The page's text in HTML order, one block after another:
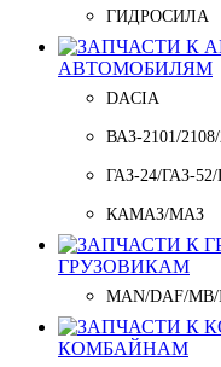
ГИДРОСИЛА
АВТОМОБИЛЯМ
DACIA
ВАЗ-2101/2108/
ГАЗ-24/ГАЗ-
КАМАЗ/МАЗ
ГРУЗОВИКАМ
MAN/DAF/
КОМБАЙНАМ